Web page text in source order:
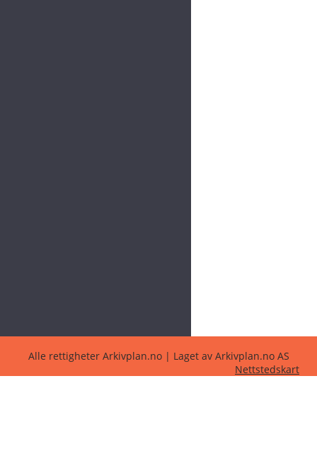
Alle rettigheter Arkivplan.no | Laget av Arkivplan.no AS
Nettstedskart